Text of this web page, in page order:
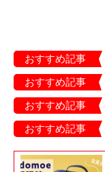
おすすめ記事
おすすめ記事
おすすめ記事
おすすめ記事